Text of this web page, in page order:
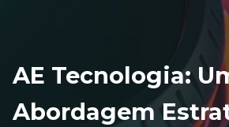
AE Tecnologia:
Abordagem